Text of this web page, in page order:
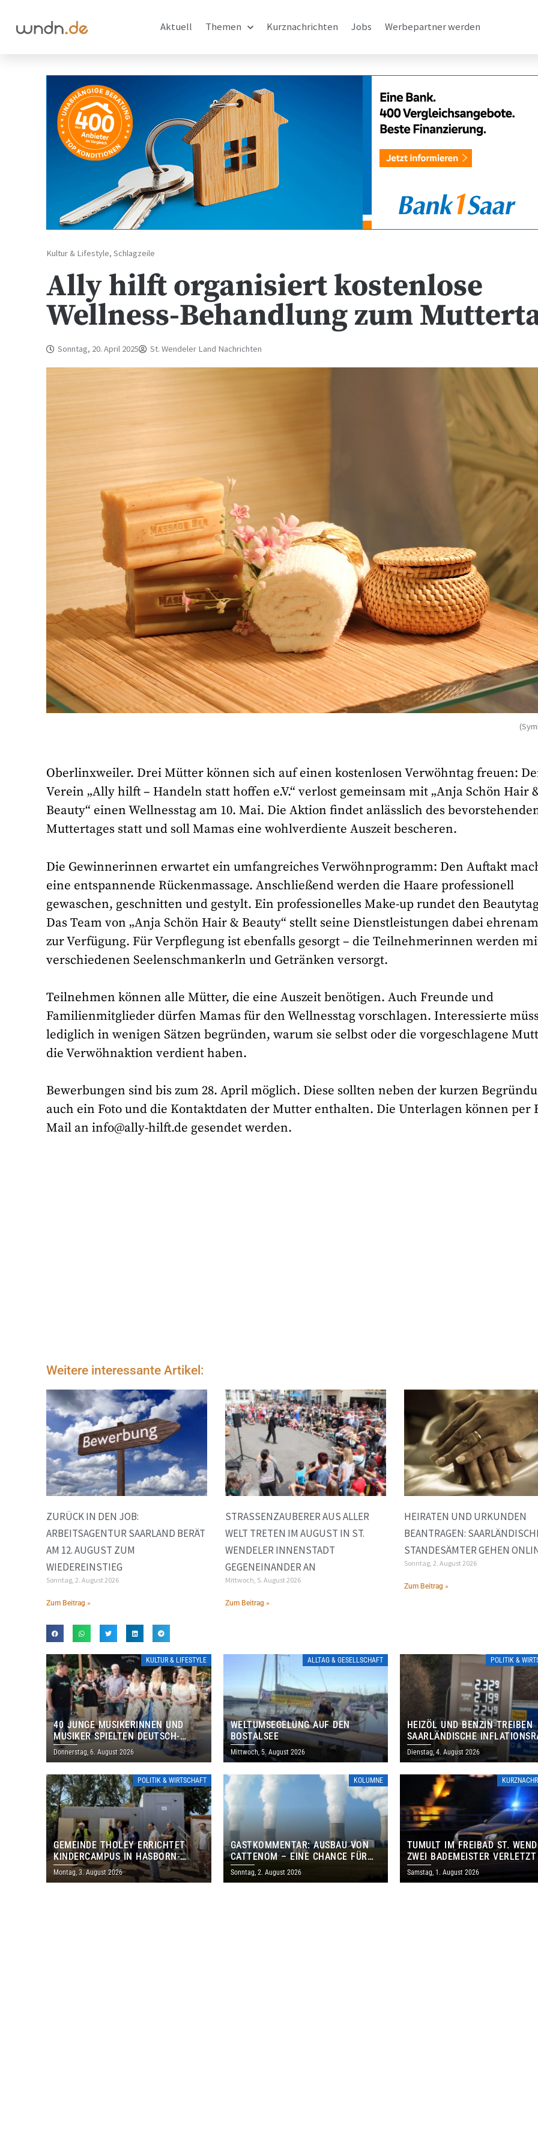
Aktuell Themen Kurznachrichten Jobs Werbepartner werden
Kultur & Lifestyle,Schlagzeile
Ally hilft organisiert kostenlose
Wellness-Behandlung zum
Sonntag, 20. April 2025 St. Wendeler Land Nachrichten
Oberlinxweiler. Drei Mütter können sich auf einen kostenlosen Verwöhntag freuen:
Verein „Ally hilft – Handeln statt hoffen e.V.“ verlost gemeinsam mit „Anja Schön Hair
Beauty“ einen Wellnesstag am 10. Mai. Die Aktion findet anlässlich des
Muttertages statt und soll Mamas eine wohlverdiente Auszeit bescheren.
Die Gewinnerinnen erwartet ein umfangreiches Verwöhnprogramm: Den Auftakt
eine entspannende Rückenmassage. Anschließend werden die Haare professionell
gewaschen, geschnitten und gestylt. Ein professionelles Make-up rundet den
Das Team von „Anja Schön Hair & Beauty“ stellt seine Dienstleistungen dabei
zur Verfügung. Für Verpflegung ist ebenfalls gesorgt – die Teilnehmerinnen werden
verschiedenen Seelenschmankerln und Getränken versorgt.
Teilnehmen können alle Mütter, die eine Auszeit benötigen. Auch Freunde und
Familienmitglieder dürfen Mamas für den Wellnesstag vorschlagen. Interessierte
lediglich in wenigen Sätzen begründen, warum sie selbst oder die vorgeschlagene
die Verwöhnaktion verdient haben.
Bewerbungen sind bis zum 28. April möglich. Diese sollten neben der kurzen
auch ein Foto und die Kontaktdaten der Mutter enthalten. Die Unterlagen können per
Mail an info@ally-hilft.de gesendet werden.
Weitere interessante Artikel:
ZURÜCK IN DEN JOB:
ARBEITSAGENTUR SAARLAND BERÄT
AM 12. AUGUST ZUM
WIEDEREINSTIEG
Sonntag, 2. August 2026
Zum Beitrag »
STRASSENZAUBERER AUS ALLER W
ELT TRETEN IM AUGUST IN ST. W
ENDELER INNENSTADT G
EGENEINANDER AN
Mittwoch, 5. August 2026
Zum Beitrag »
HEIRATEN UND URKUNDEN
BEANTRAGEN:
STANDESÄMTER GEHEN
Sonntag, 2. August 2026
Zum Beitrag »
KULTUR & LIFESTYLE
40 JUNGE MUSIKERINNEN UND
MUSIKER SPIELTEN DEUTSCH-
BRASILIANISCHES PROGRAMM IN
THOLEY
Donnerstag, 6. August 2026
ALLTAG & GESELLSCHAFT
WELTUMSEGELUNG AUF DEN
BOSTALSEE
Mittwoch, 5. August 2026
POLITIK &
HEIZÖL UND BENZIN TREIBEN
SAARLÄNDISCHE
IM JULI AUF 3,2 PROZENT
Dienstag, 4. August 2026
POLITIK & WIRTSCHAFT
GEMEINDE THOLEY ERRICHTET
KINDERCAMPUS IN HASBORN-
DAUTWEILER FÜR RUND 8,5 BIS 9
MILLIONEN EURO
Montag, 3. August 2026
KOLUMNE
GASTKOMMENTAR: AUSBAU VON
CATTENOM – EINE CHANCE FÜR
LOTHRINGEN UND DAS SAARLAND
Sonntag, 2. August 2026
TUMULT IM FREIBAD ST.
ZWEI BADEMEISTER VERLETZT
Samstag, 1. August 2026